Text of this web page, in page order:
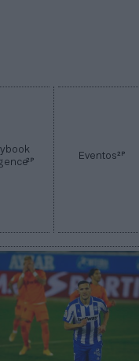
2P Eventos2P